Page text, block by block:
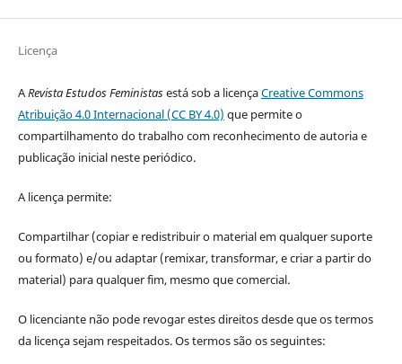
Licença
ARevista Estudos Feministasestá sob a licençaCreative Commons
Atribuição 4.0 Internacional (CC BY 4.0) que permite o
compartilhamento do trabalho com reconhecimento de autoria e
publicação inicial neste periódico.
A licença permite:
Compartilhar (copiar e redistribuir o material em qualquer suporte
ou formato) e/ou adaptar (remixar, transformar, e criar a partir do
material) para qualquer fim, mesmo que comercial.
O licenciante não pode revogar estes direitos desde que os termos
da licença sejam respeitados. Os termos são os seguintes: